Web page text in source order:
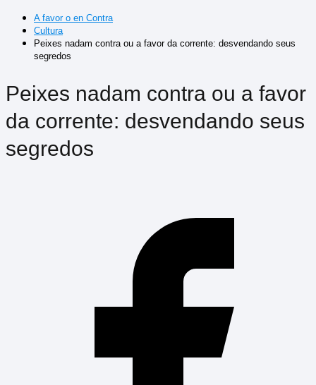
A favor o en Contra
Cultura
Peixes nadam contra ou a favor da corrente: desvendando seus
segredos
Peixes nadam contra ou a favor
da corrente: desvendando seus
segredos